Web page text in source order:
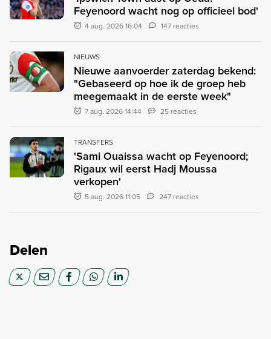
Feyenoord wacht nog op officieel bod'
4 aug. 2026 16:04 147 reacties
NIEUWS
Nieuwe aanvoerder zaterdag bekend:
"Gebaseerd op hoe ik de groep heb
meegemaakt in de eerste week"
7 aug. 2026 14:44 25 reacties
TRANSFERS
'Sami Ouaissa wacht op Feyenoord;
Rigaux wil eerst Hadj Moussa
verkopen'
5 aug. 2026 11:05 247 reacties
Delen